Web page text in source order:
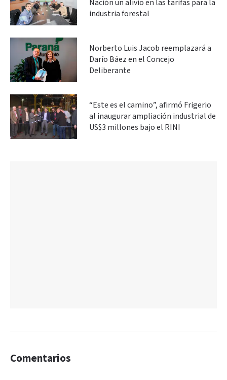
Nación un alivio en las tarifas para la
industria forestal
Norberto Luis Jacob reemplazará a
Darío Báez en el Concejo
Deliberante
“Este es el camino”, afirmó Frigerio
al inaugurar ampliación industrial de
US$3 millones bajo el RINI
Comentarios